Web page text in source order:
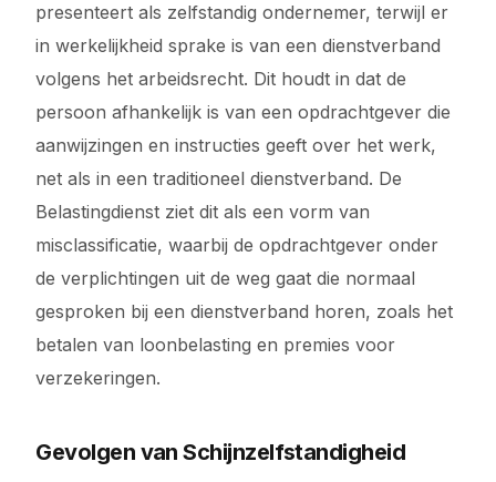
presenteert als zelfstandig ondernemer, terwijl er
in werkelijkheid sprake is van een dienstverband
volgens het arbeidsrecht. Dit houdt in dat de
persoon afhankelijk is van een opdrachtgever die
aanwijzingen en instructies geeft over het werk,
net als in een traditioneel dienstverband. De
Belastingdienst ziet dit als een vorm van
misclassificatie, waarbij de opdrachtgever onder
de verplichtingen uit de weg gaat die normaal
gesproken bij een dienstverband horen, zoals het
betalen van loonbelasting en premies voor
verzekeringen.
Gevolgen van Schijnzelfstandigheid